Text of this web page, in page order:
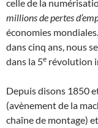
celle de la
millions de pertes
économies
dans cinq ans, nous
dans la 5e révolution
Depuis disons 1850
(avènement de la
chaîne de montage)